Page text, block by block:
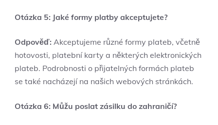
Otázka 5: Jaké formy platby akceptujete?
Odpověď: Akceptujeme různé formy plateb, včetně
hotovosti, platební karty a některých elektronických
plateb. Podrobnosti o přijatelných formách plateb
se také nacházejí na našich webových stránkách.
Otázka 6: Můžu poslat zásilku do zahraničí?